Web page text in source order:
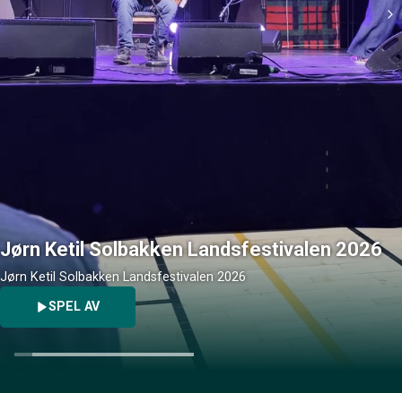
Jørn Ketil Solbakken Landsfestivalen 2026
Jørn Ketil Solbakken Landsfestivalen 2026
SPEL AV